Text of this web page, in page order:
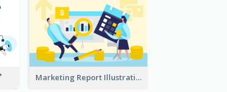
Marketing Report Illustration